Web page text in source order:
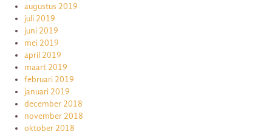
augustus 2019
juli 2019
juni 2019
mei 2019
april 2019
maart 2019
februari 2019
januari 2019
december 2018
november 2018
oktober 2018